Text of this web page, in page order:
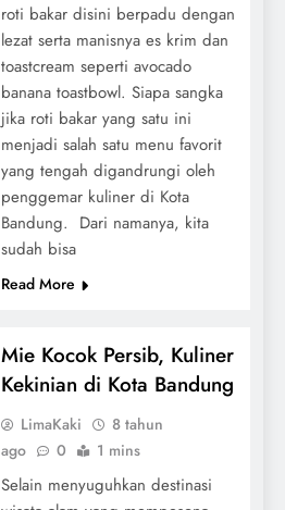
roti bakar disini berpadu dengan
lezat serta manisnya es krim dan
toastcream seperti avocado
banana toastbowl. Siapa sangka
jika roti bakar yang satu ini
menjadi salah satu menu favorit
yang tengah digandrungi oleh
penggemar kuliner di Kota
Bandung. Dari namanya, kita
sudah bisa
Read More
Mie Kocok Persib, Kuliner
Kekinian di Kota Bandung
LimaKaki
8 tahun
ago
0 1 mins
Selain menyuguhkan destinasi